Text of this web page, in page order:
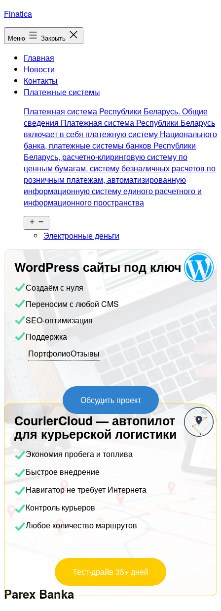
Перейти
к
содержимому
Finatica
Меню Закрыть
Главная
Новости
Контакты
Платежные системы
Платежная система Республики Беларусь. Общие
сведения Платежная система Республики Беларусь
включает в себя платежную систему Национального
банка, платежные системы банков Республики
Беларусь, расчетно-клиринговую систему по
ценным бумагам, систему безналичных расчетов по
розничным платежам, автоматизированную
информационную систему единого расчетного и
информационного пространства
меню
Электронные деньги
WordPress сайты под ключ
Создаём с нуля
Переносим с любой CMS
SEO-оптимизация
Поддержка
ПортфолиоОтзывы
Обсудить проект
CourierCloud — автопилот
для курьерской логистики
Экономия пробега и топлива
Быстрое внедрение
Навигатор не требует Интернета
Контроль курьеров
Любое количество маршрутов
Тест-драйв 35+ дней
Parex Banka